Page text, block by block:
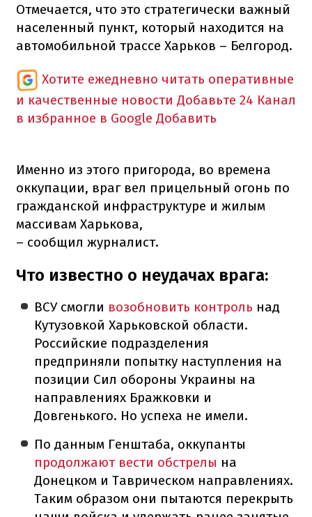
Отмечается, что это стратегически важный
населенный пункт, который находится на
автомобильной трассе Харьков – Белгород.
Хотите ежедневно читать оперативные
и качественные новости Добавьте 24 Канал
в избранное в Google Добавить
Именно из этого пригорода, во времена
оккупации, враг вел прицельный огонь по
гражданской инфраструктуре и жилым
массивам Харькова,
– сообщил журналист.
Что известно о неудачах врага:
ВСУ смогли возобновить контроль над
Кутузовкой Харьковской области.
Российские подразделения
предприняли попытку наступления на
позиции Сил обороны Украины на
направлениях Бражковки и
Довгенького. Но успеха не имели.
По данным Генштаба, оккупанты
продолжают вести обстрелы на
Донецком и Таврическом направлениях.
Таким образом они пытаются перекрыть